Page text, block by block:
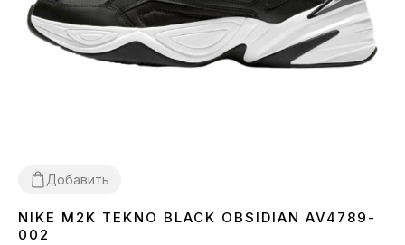
Добавить
4244
NIKE M2K TEKNO BLACK OBSIDIAN AV4789-
002